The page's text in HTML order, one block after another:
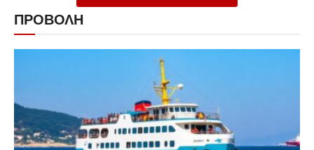
ΠΡΟΒΟΛΗ